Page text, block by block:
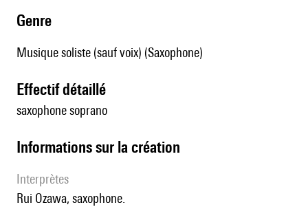
genre
Musique soliste (sauf voix) (Saxophone)
effectif détaillé
saxophone soprano
informations sur la création
interprètes
Rui Ozawa, saxophone.